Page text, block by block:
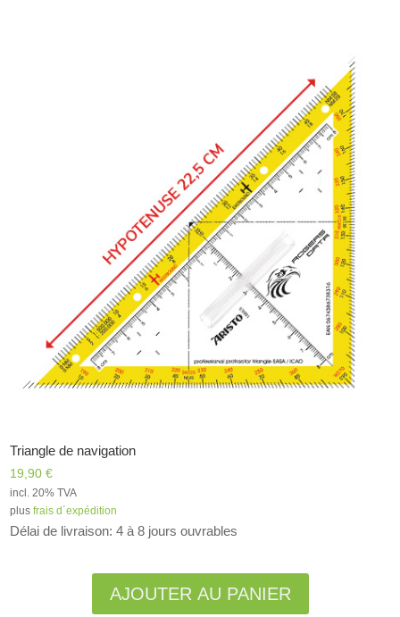
Triangle de navigation
19,90€
incl. 20% TVA
plusfrais d´expédition
Délai de livraison: 4 à 8 jours ouvrables
AJOUTER AU PANIER